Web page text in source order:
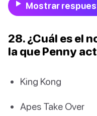
Mostrar
28. ¿Cuál es el
la que Penny
King Kong
Apes Take Over